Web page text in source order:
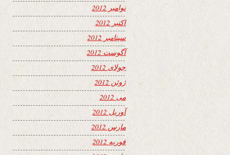
نوامبر 2012
اکتبر 2012
سپتامبر 2012
آگوست 2012
جولای 2012
ژوئن 2012
می 2012
آوریل 2012
مارس 2012
فوریه 2012